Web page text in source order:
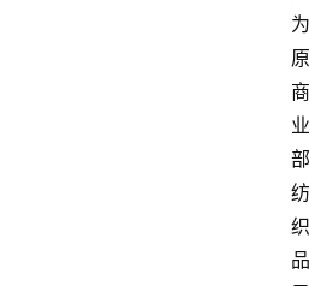
为
原
商
业
部
纺
织
品